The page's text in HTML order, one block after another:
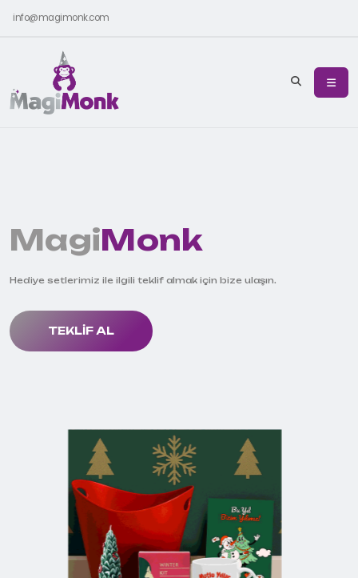
info@magimonk.com
MagiMonk
Hediye setlerimiz ile ilgili teklif almak için bize ulaşın.
TEKLIF AL